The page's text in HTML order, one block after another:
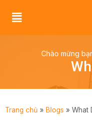
Chào mừng
Trang chủ » Blogs » What